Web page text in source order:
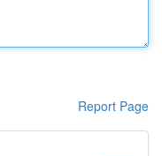
Report Page